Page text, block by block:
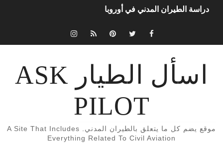
Aircraft Detection Lighting System (ADLS)
الفرق بين محركات الطائرات turbojet وturboprop وturbofan و turboshaft
Formation of Wave drag
Aircraft Trimming
What is aircraft manifold pressure?
اسأل الطيار ASK
PILOT
موقع يضم كل ما يتعلق بالطيران المدني. A Site That Includes
Everything Related To Civil Aviation